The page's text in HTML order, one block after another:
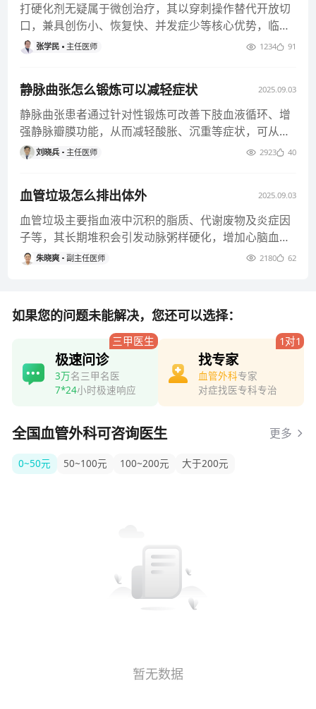
打硬化剂无疑属于微创治疗，其以穿刺操作替代开放切
口，兼具创伤小、恢复快、并发症少等核心优势，临床
应用中需明确其微创属性的
张学民 主任医师 1234 91
静脉曲张怎么锻炼可以减轻症状 2025.09.03
静脉曲张患者通过针对性锻炼可改善下肢血液循环、增
强静脉瓣膜功能，从而减轻酸胀、沉重等症状，可从有
氧运动、肌肉泵训练等维度
刘晓兵 主任医师 2923 40
血管垃圾怎么排出体外 2025.09.03
血管垃圾主要指血液中沉积的脂质、代谢废物及炎症因
子等，其长期堆积会引发动脉粥样硬化，增加心脑血管
疾病风险。科学排出血管垃
朱晓爽 副主任医师 2180 62
如果您的问题未能解决，您还可以选择：
三甲医生
极速问诊
3万名三甲名医
7*24小时极速响应
1对1
找专家
血管外科专家
对症找医专科专治
全国血管外科可咨询医生 更多
0~50元 50~100元 100~200元 大于200元
暂无数据